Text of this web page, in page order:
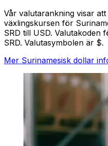
Vår valutarankning visar
växlingskursen för
SRD till USD. Valutakoden
SRD. Valutasymbolen är $.
Mer Surinamesisk dollar